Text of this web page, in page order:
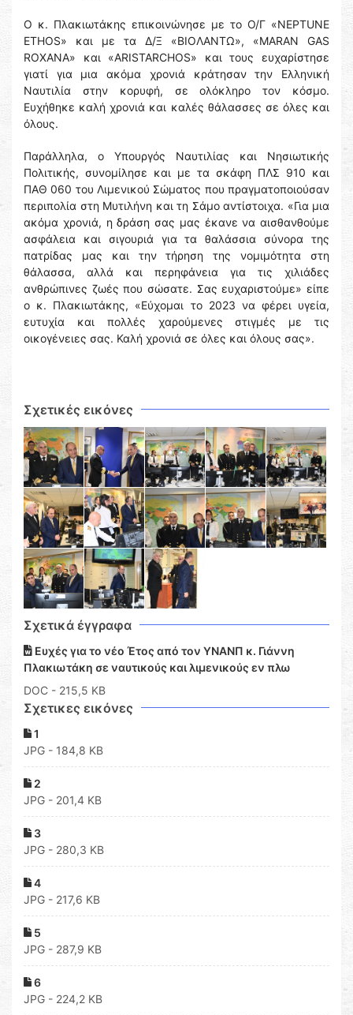
Ο κ. Πλακιωτάκης επικοινώνησε με το Ο/Γ «NEPTUNE
ETHOS» και με τα Δ/Ξ «ΒΙΟΛΑΝΤΩ», «MARAN GAS
ROXANA» και «ARISTARCHOS» και τους ευχαρίστησε
γιατί για μια ακόμα χρονιά κράτησαν την Ελληνική
Ναυτιλία στην κορυφή, σε ολόκληρο τον κόσμο.
Ευχήθηκε καλή χρονιά και καλές θάλασσες σε όλες και
όλους.
Παράλληλα, ο Υπουργός Ναυτιλίας και Νησιωτικής
Πολιτικής, συνομίλησε και με τα σκάφη ΠΛΣ 910 και
ΠΑΘ 060 του Λιμενικού Σώματος που πραγματοποιούσαν
περιπολία στη Μυτιλήνη και τη Σάμο αντίστοιχα. «Για μια
ακόμα χρονιά, η δράση σας μας έκανε να αισθανθούμε
ασφάλεια και σιγουριά για τα θαλάσσια σύνορα της
πατρίδας μας και την τήρηση της νομιμότητα στη
θάλασσα, αλλά και περηφάνεια για τις χιλιάδες
ανθρώπινες ζωές που σώσατε. Σας ευχαριστούμε» είπε
ο κ. Πλακιωτάκης, «Εύχομαι το 2023 να φέρει υγεία,
ευτυχία και πολλές χαρούμενες στιγμές με τις
οικογένειες σας. Καλή χρονιά σε όλες και όλους σας».
Σχετικές εικόνες
Σχετικά έγγραφα
Ευχές για το νέο Έτος από τον ΥΝΑΝΠ κ. Γιάννη
Πλακιωτάκη σε ναυτικούς και λιμενικούς εν πλω
DOC - 215,5 KB
Σχετικες εικόνες
1
JPG - 184,8 KB
2
JPG - 201,4 KB
3
JPG - 280,3 KB
4
JPG - 217,6 KB
5
JPG - 287,9 KB
6
JPG - 224,2 KB